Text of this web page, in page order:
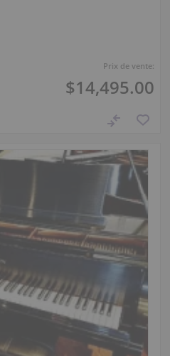
Prix de vente:
$14,495.00